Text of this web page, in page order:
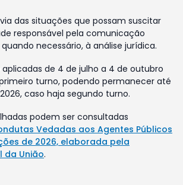
das situações que possam suscitar
responsável pela comunicação
necessário, à análise jurídica.
aplicadas de 4 de julho a 4 de outubro
turno, podendo permanecer até
caso haja segundo turno.
podem ser consultadas
Vedadas aos Agentes Públicos
de 2026, elaborada pela
da União.